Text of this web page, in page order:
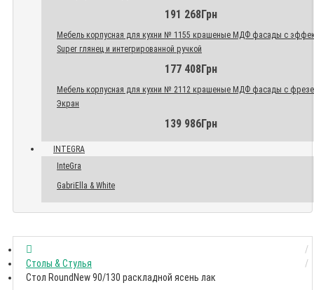
191 268Грн
Мебель корпусная для кухни № 1155 крашеные МДФ фасады с
Super глянец и интегрированной ручкой
177 408Грн
Мебель корпусная для кухни № 2112 крашеные МДФ фасады с
Экран
139 986Грн
INTEGRA
InteGra
GabriElla & White
Столы & Стулья
Стол RoundNew 90/130 раскладной ясень лак